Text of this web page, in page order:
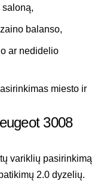
saloną,
balanso,
ar nedidelio
miesto ir
3008
variklių pasirinkimą
2.0 dyzelių.